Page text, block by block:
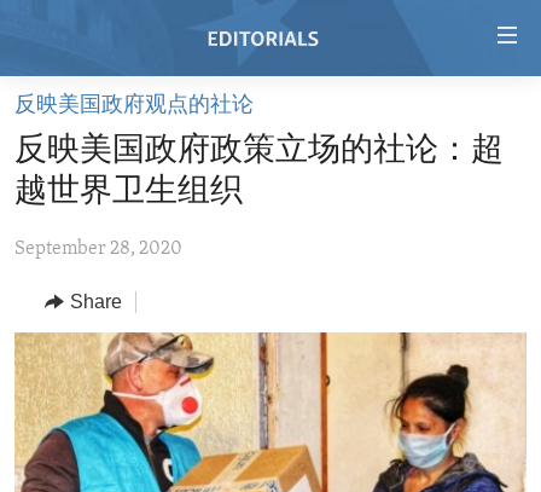
Skip
main
content
to
Navigation
Skip
to
Search
HOME
VIDEO
REGIONS
AFRICA
AMERICAS
ASIA
EUROPE
MIDDLE EAST
TOPICS
HUMAN RIGHTS
SECURITY AND DEFENSE
AID AND DEVELOPMENT
DEMOCRACY AND GOVERNANCE
ARCHIVE
ABOUT US
FOLLOW US
反映美国政府观点的社论
反映美国政府政策立场的社论：超
越世界卫生组织
September 28, 2020
Share